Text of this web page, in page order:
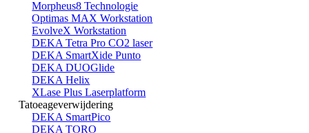
Morpheus8 Technologie
Optimas MAX Workstation
EvolveX Workstation
DEKA Tetra Pro CO2 laser
DEKA SmartXide Punto
DEKA DUOGlide
DEKA Helix
XLase Plus Laserplatform
Tatoeageverwijdering
DEKA SmartPico
DEKA TORO